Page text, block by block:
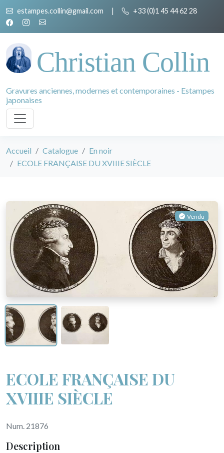
estampes.collin@gmail.com | +33 (0)1 45 44 62 28
Christian Collin
Gravures anciennes, modernes et contemporaines - Estampes
japonaises
Accueil Catalogue
En noir
ECOLE FRANÇAISE DU XVIIIE SIÈCLE
Vendu
ECOLE FRANÇAISE DU
XVIIIE SIÈCLE
Num. 21876
Description